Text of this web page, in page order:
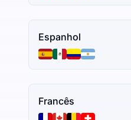
Espanhol
Francês